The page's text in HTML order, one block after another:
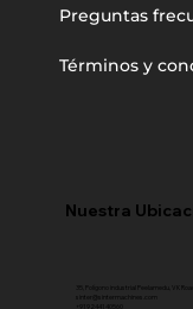
Nuestra
35, Polígono industrial Peelamedu, VK
sinter@sintermachines.com
+91 92441 40560